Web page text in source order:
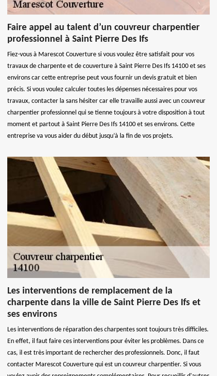
Faire appel au talent d’un couvreur charpentier
professionnel à Saint Pierre Des Ifs
Fiez-vous à Marescot Couverture si vous voulez être satisfait pour vos
travaux de charpente et de couverture à Saint Pierre Des Ifs 14100 et ses
environs car cette entreprise peut vous fournir un devis gratuit et bien
précis. Si vous voulez calculer toutes les dépenses nécessaires pour vos
travaux, contacter la sans hésiter car elle travaille aussi avec un couvreur
charpentier professionnel qui se tienne toujours à votre disposition à tout
moment et partout à Saint Pierre Des Ifs 14100 et ses environs. Cette
entreprise va vous aider du début jusqu’à la fin de vos projets.
Les interventions de remplacement de la
charpente dans la ville de Saint Pierre Des Ifs et
ses environs
Les interventions de réparation des charpentes sont toujours très difficiles.
En effet, il faut faire ces interventions pour éviter les problèmes. Dans ce
cas, il est très important de rechercher des professionnels. Donc, il faut
contacter Marescot Couverture qui est un couvreur charpentier. Si vous